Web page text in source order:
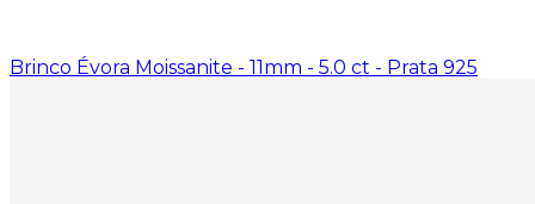
Brinco Évora Moissanite - 11mm - 5.0 ct - Prata 925